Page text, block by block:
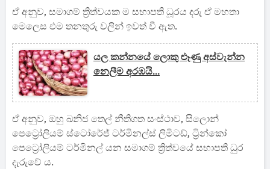
ඒ අනුව, සමාගම් ත්‍රිත්වයක ම සභාපති ධූරය දරු ඒ මහතා
මෙලෙස එම තනතුරු වලින් ඉවත් වී ඇත.
යල කන්නයේ ලොකු ළූණු අස්වැන්න
නෙලීම අරඹයි...
ඒ අනුව, ඔහු ඛනිජ තෙල් නීතිගත සංස්ථාව, සිලොන්
පෙට්‍රෝලියම් ස්ටෝරේජ් ටර්මිනල්ස් ලිමිටඩ්, ට්‍රින්කෝ
පෙට්‍රෝලියම් ටර්මිනල් යන සමාගම් ත්‍රිත්වයේ සභාපති ධුර
දැරුවේ ය.